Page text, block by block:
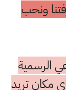
ونحب
الرسمية
مكان تريد